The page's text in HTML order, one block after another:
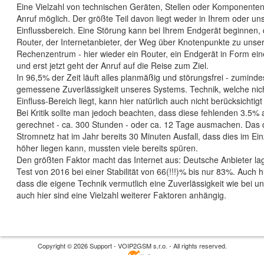
Eine Vielzahl von technischen Geräten, Stellen oder
Anruf möglich. Der größte Teil davon liegt weder in Ihrem oder
Einflussbereich. Eine Störung kann bei Ihrem Endgerät
Router, der Internetanbieter, der Weg über Knotenpunkte zu
Rechenzentrum - hier wieder ein Router, ein Endgerät in Form
und erst jetzt geht der Anruf auf die Reise zum Ziel.
In 96,5% der Zeit läuft alles planmäßig und störungsfrei -
gemessene Zuverlässigkeit unseres Systems. Technik, welche
Einfluss-Bereich liegt, kann hier natürlich auch nicht
Bei Kritik sollte man jedoch beachten, dass diese fehlenden 3.5%
gerechnet - ca. 300 Stunden - oder ca. 12 Tage ausmachen. Das
Stromnetz hat im Jahr bereits 30 Minuten Ausfall, dass dies im
höher liegen kann, mussten viele bereits spüren.
Den größten Faktor macht das Internet aus: Deutsche Anbieter
Test von 2016 bei einer Stabilität von 66(!!!)% bis nur 83%. Auch
dass die eigene Technik vermutlich eine Zuverlässigkeit wie bei
auch hier sind eine Vielzahl weiterer Faktoren anhängig.
Copyright © 2026 Support - VOIP2GSM s.r.o. - All rights reserved.